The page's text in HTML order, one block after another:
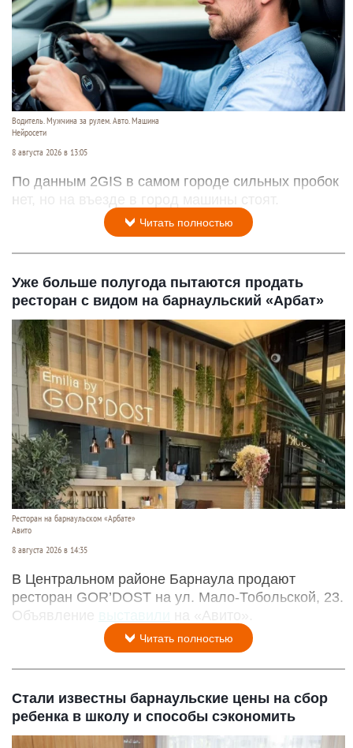
Водитель. Мужчина за рулем. Авто. Машина
Нейросети
8 августа 2026 в 13:05
По данным 2GIS в самом городе сильных пробок
нет, но на въезде в город машины стоят.
Читать полностью
Уже больше полугода пытаются продать
ресторан с видом на барнаульский «Арбат»
Ресторан на барнаульском «Арбате»
Авито
8 августа 2026 в 14:35
В Центральном районе Барнаула продают
ресторан GOR’DOST на ул. Мало-Тобольской, 23.
Объявление
на «Авито».
Читать полностью
Стали известны барнаульские цены на сбор
ребенка в школу и способы сэкономить